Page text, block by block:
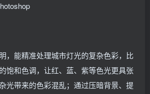
，能精准处理城市灯光的复杂色彩，比
饱和色调，让红、蓝、紫等色光更具张
光带来的色彩混乱；通过压暗背景、提